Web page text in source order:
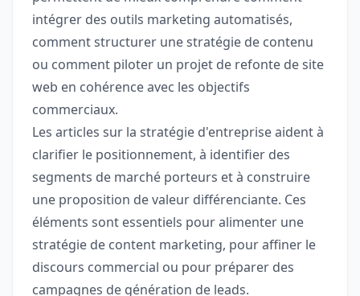
intégrer des outils marketing automatisés,
comment structurer une stratégie de contenu
ou comment piloter un projet de refonte de site
web en cohérence avec les objectifs
commerciaux.
Les articles sur la stratégie d'entreprise aident à
clarifier le positionnement, à identifier des
segments de marché porteurs et à construire
une proposition de valeur différenciante. Ces
éléments sont essentiels pour alimenter une
stratégie de content marketing, pour affiner le
discours commercial ou pour préparer des
campagnes de génération de leads.